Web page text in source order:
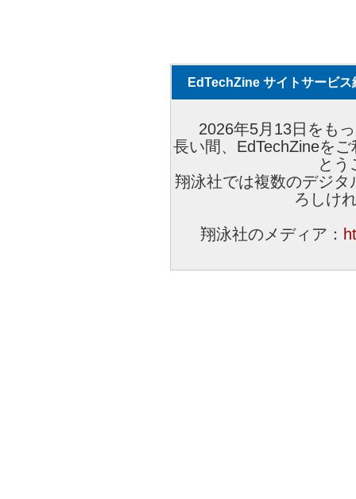
EdTechZine サイトサービス
2026年5月13日をも
長い間、EdTechZineを
とう
翔泳社では複数のデジ
ろしけ
翔泳社のメディア：